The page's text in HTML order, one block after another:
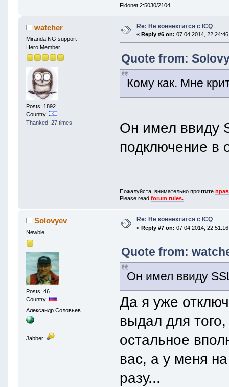
Fidonet 2:5030/2104
watcher
Miranda NG support
Hero Member
Posts: 1892
Country:
Thanked: 27 times
Re: Не коннектится с ICQ
« Reply #6 on: 07 04 2014,
Quote from:
Кому как. Мне
Он имел ввиду
подключение
Пожалуйста, внимательно прочтите
Please readforum rules.
Solovyev
Newbie
Posts: 46
Country:
Александр Соловьев
Jabber:
Re: Не коннектится с ICQ
« Reply #7 on: 07 04 2014,
Quote from:
Он имел ввиду
Да я уже
выдал для
остальное
вас, а у меня
разу...